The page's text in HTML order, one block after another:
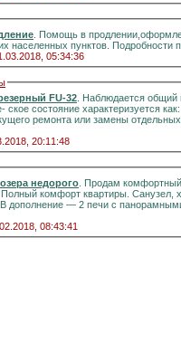
. Помощь в
населенных пунктов.
05:34:36
FU-32 . Наблюдается
состояние характеризуется
ремонта или замены
20:11:48
недорого . Продам комфортный
квартиры. Санузел, холодная и горячая вода,
08:43:41